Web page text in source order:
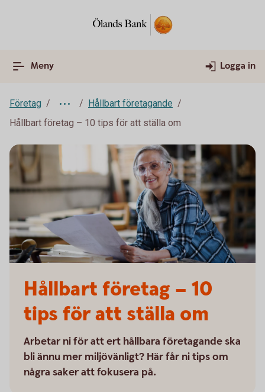
Meny Logga in
Företag
Hållbart företagande
Hållbart företag – 10 tips för att ställa om
Hållbart företag – 10
tips för att ställa om
Arbetar ni för att ert hållbara företagande ska
bli ännu mer miljövänligt? Här får ni tips om
några saker att fokusera på.